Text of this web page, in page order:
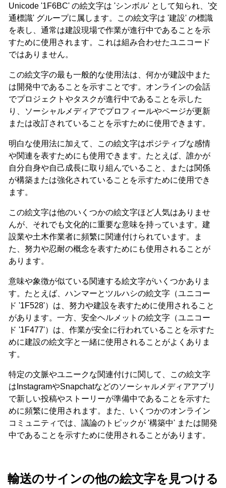
Unicode '1F6BC' の絵文字は 'シンボル' として知られ、'交
通標識' グループに属します。この絵文字は '建設' の標識
を表し、通常は建設現場で作業が進行中であることを示
すために使用されます。これは組み合わせたユニコード
ではありません。
この絵文字の最も一般的な使用法は、何かが建設中また
は開発中であることを示すことです。オンラインの会話
でプロジェクトやタスクが進行中であることを示した
り、ソーシャルメディアでプロフィールやページが更新
または改訂されていることを示すために使用できます。
明白な使用法に加えて、この絵文字はポジティブな感情
や関連を表すためにも使用できます。たとえば、誰かが
自分自身や自己成長に取り組んでいること、または関係
が構築または強化されていることを示すために使用でき
ます。
この絵文字は他のいくつかの絵文字ほど人気はありませ
んが、それでも文化的に重要な意味を持っています。建
設業や土木作業者に頻繁に関連付けられています。ま
た、努力や忍耐の概念を表すためにも使用されることが
あります。
意味や象徴が似ている関連する絵文字がいくつかありま
す。たとえば、ハンマーとツルハシの絵文字（ユニコー
ド '1F528'）は、努力や建設を表すために使用されること
があります。一方、安全ヘルメットの絵文字（ユニコー
ド '1F477'）は、作業が安全に行われていることを示すた
めに建設の絵文字と一緒に使用されることがよくありま
す。
特定の文脈やユニークな関連付けに関して、この絵文字
はInstagramやSnapchatなどのソーシャルメディアアプリ
で新しい投稿やストーリーが準備中であることを示すた
めに頻繁に使用されます。また、いくつかのオンライン
コミュニティでは、議論のトピックが '構築中' または開発
中であることを示すために使用されることがあります。
輸送のサインの他の絵文字を見つける